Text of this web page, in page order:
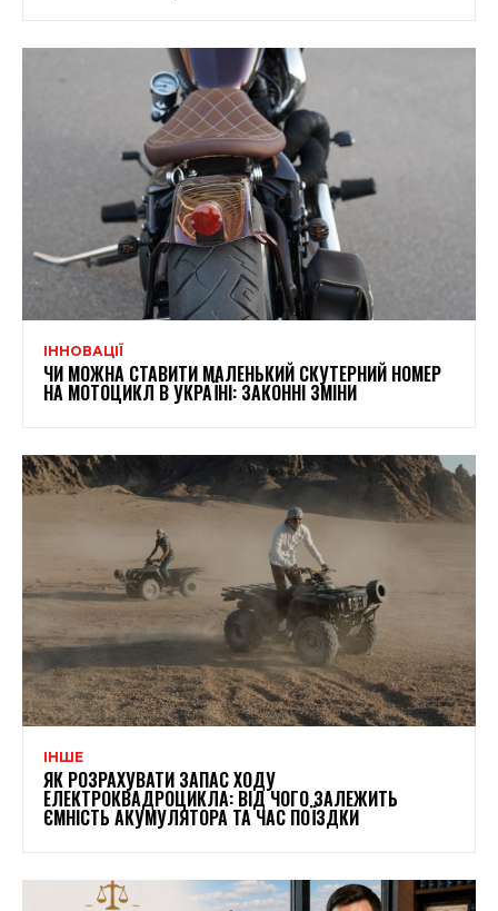
ІННОВАЦІЇ
ЧИ МОЖНА СТАВИТИ МАЛЕНЬКИЙ СКУТЕРНИЙ НОМЕР
НА МОТОЦИКЛ В УКРАЇНІ: ЗАКОННІ ЗМІНИ
ІНШЕ
ЯК РОЗРАХУВАТИ ЗАПАС ХОДУ
ЕЛЕКТРОКВАДРОЦИКЛА: ВІД ЧОГО ЗАЛЕЖИТЬ
ЄМНІСТЬ АКУМУЛЯТОРА ТА ЧАС ПОЇЗДКИ